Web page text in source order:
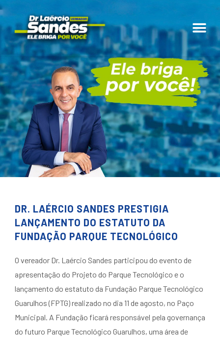
DR. LAÉRCIO SANDES PRESTIGIA
LANÇAMENTO DO ESTATUTO DA
FUNDAÇÃO PARQUE TECNOLÓGICO
O vereador Dr. Laércio Sandes participou do evento de
apresentação do Projeto do Parque Tecnológico e o
lançamento do estatuto da Fundação Parque Tecnológico
Guarulhos (FPTG) realizado no dia 11 de agosto, no Paço
Municipal. A Fundação ficará responsável pela governança
do futuro Parque Tecnológico Guarulhos, uma área de